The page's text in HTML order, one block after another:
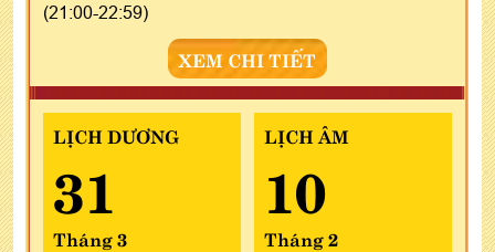
(21:00-22:59)
XEM CHI TIẾT
LỊCH DƯƠNG
31
Tháng 3
LỊCH ÂM
10
Tháng 2